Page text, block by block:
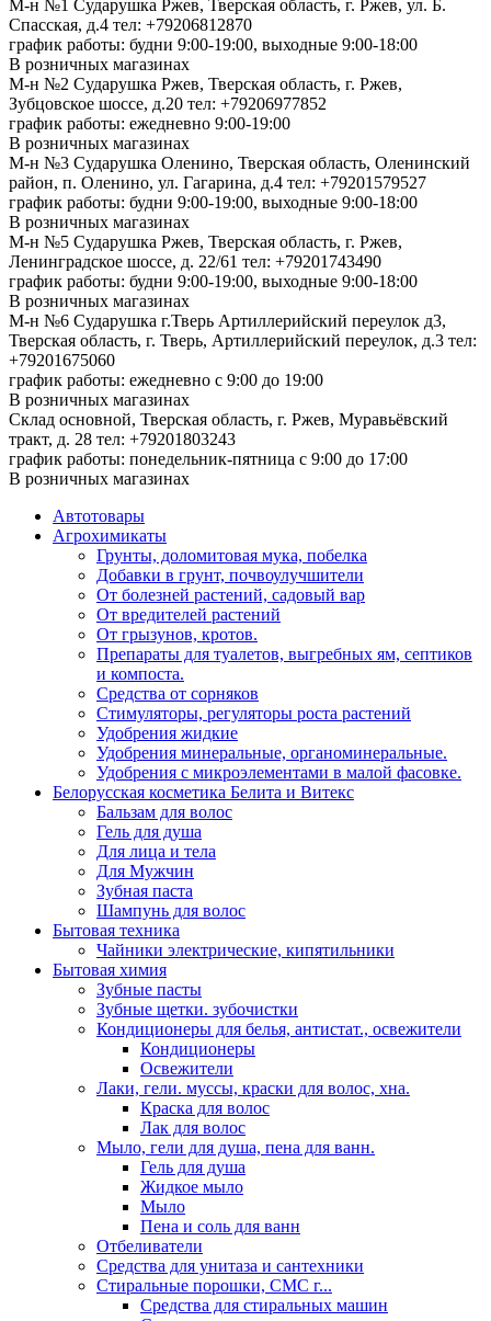
М-н №1 Сударушка Ржев, Тверская область, г. Ржев, ул. Б.
Спасская, д.4 тел: +79206812870
график работы: будни 9:00-19:00, выходные 9:00-18:00
В розничных магазинах
М-н №2 Cударушка Ржев, Тверская область, г. Ржев,
Зубцовское шоссе, д.20 тел: +79206977852
график работы: ежедневно 9:00-19:00
В розничных магазинах
М-н №3 Сударушка Оленино, Тверская область, Оленинский
район, п. Оленино, ул. Гагарина, д.4 тел: +79201579527
график работы: будни 9:00-19:00, выходные 9:00-18:00
В розничных магазинах
М-н №5 Сударушка Ржев, Тверская область, г. Ржев,
Ленинградское шоссе, д. 22/61 тел: +79201743490
график работы: будни 9:00-19:00, выходные 9:00-18:00
В розничных магазинах
М-н №6 Сударушка г.Тверь Артиллерийский переулок д3,
Тверская область, г. Тверь, Артиллерийский переулок, д.3 тел:
+79201675060
график работы: ежедневно с 9:00 до 19:00
В розничных магазинах
Склад основной, Тверская область, г. Ржев, Муравьёвский
тракт, д. 28 тел: +79201803243
график работы: понедельник-пятница с 9:00 до 17:00
В розничных магазинах
Автотовары
Агрохимикаты
Грунты, доломитовая мука, побелка
Добавки в грунт, почвоулучшители
От болезней растений, садовый вар
От вредителей растений
От грызунов, кротов.
Препараты для туалетов, выгребных ям, септиков
и компоста.
Средства от сорняков
Стимуляторы, регуляторы роста растений
Удобрения жидкие
Удобрения минеральные, органоминеральные.
Удобрения с микроэлементами в малой фасовке.
Белорусская косметика Белита и Витекс
Бальзам для волос
Гель для душа
Для лица и тела
Для Мужчин
Зубная паста
Шампунь для волос
Бытовая техника
Чайники электрические, кипятильники
Бытовая химия
Зубные пасты
Зубные щетки. зубочистки
Кондиционеры для белья, антистат., освежители
Кондиционеры
Освежители
Лаки, гели. муссы, краски для волос, хна.
Краска для волос
Лак для волос
Мыло, гели для душа, пена для ванн.
Гель для душа
Жидкое мыло
Мыло
Пена и соль для ванн
Отбеливатели
Средства для унитаза и сантехники
Стиральные порошки, СМС г...
Средства для стиральных машин